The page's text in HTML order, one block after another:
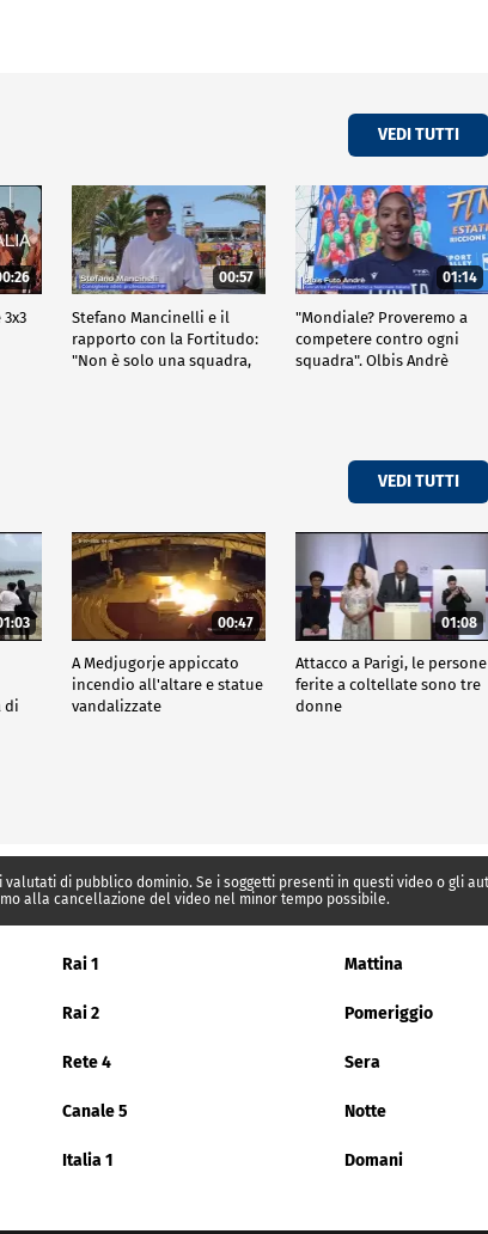
VEDI TUTTI
00:57
Stefano Mancinelli e il
rapporto con la Fortitudo:
"Non è solo una squadra,
01:14
"Mondiale? Proveremo a
competere contro ogni
squadra". Olbis Andrè
VEDI TUTTI
di
00:47
A Medjugorje appiccato
incendio all'altare e statue
vandalizzate
01:08
Attacco a Parigi, le persone
ferite a coltellate sono tre
donne
di pubblico dominio. Se i soggetti presenti in questi video o gli
alla cancellazione del video nel minor tempo possibile.
Rai 1 Mattina
Rai 2 Pomeriggio
Rete 4 Sera
Canale 5 Notte
Italia 1 Domani